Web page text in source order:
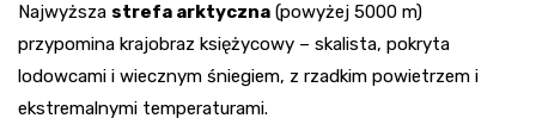
Najwyższa strefa arktyczna (powyżej 5000 m)
przypomina krajobraz księżycowy – skalista, pokryta
lodowcami i wiecznym śniegiem, z rzadkim powietrzem i
ekstremalnymi temperaturami.